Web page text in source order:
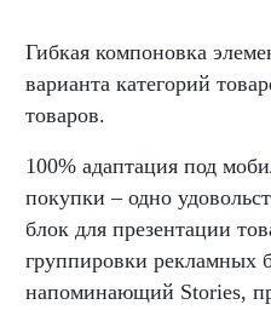
Гибкая компоновка
варианта категорий
товаров.
100% адаптация под
покупки – одно
блок для презентации
группировки рекламных
напоминающий Stories,